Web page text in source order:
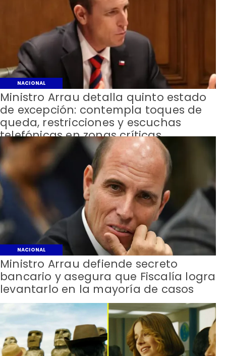
NACIONAL
Ministro Arrau detalla quinto estado
de excepción: contempla toques de
queda, restricciones y escuchas
telefónicas en zonas críticas
NACIONAL
Ministro Arrau defiende secreto
bancario y asegura que Fiscalía logra
levantarlo en la mayoría de casos